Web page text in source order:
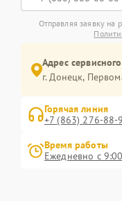
Отправляя заявку на
Адрес
г. Донецк,
Горячая линия
+7 (863) 276-88-
Время работы
Ежедневно с